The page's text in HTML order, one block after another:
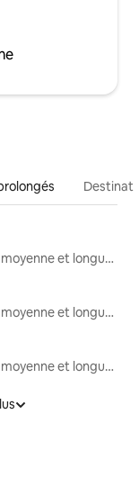
Locations moyenne et longue durée
Locations moyenne et longue durée
Locations moyenne et longue durée